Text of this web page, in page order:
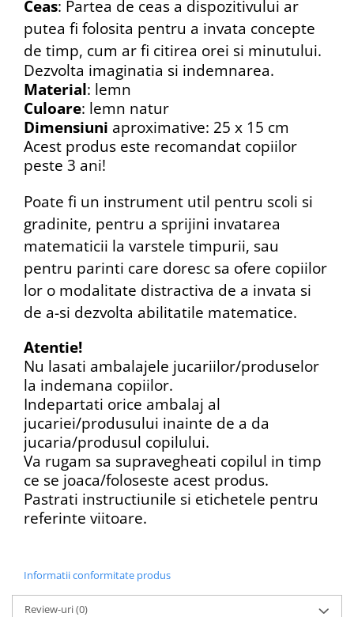
Ceas: Partea de ceas a dispozitivului ar
putea fi folosita pentru a invata concepte
de timp, cum ar fi citirea orei si minutului.
Dezvolta imaginatia si indemnarea.
Material: lemn
Culoare: lemn natur
Dimensiuni aproximative: 25 x 15 cm
Acest produs este recomandat copiilor
peste 3 ani!
Poate fi un instrument util pentru scoli si
gradinite, pentru a sprijini invatarea
matematicii la varstele timpurii, sau
pentru parinti care doresc sa ofere copiilor
lor o modalitate distractiva de a invata si
de a-si dezvolta abilitatile matematice.
Atentie!
Nu lasati ambalajele jucariilor/produselor
la indemana copiilor.
Indepartati orice ambalaj al
jucariei/produsului inainte de a da
jucaria/produsul copilului.
Va rugam sa supravegheati copilul in timp
ce se joaca/foloseste acest produs.
Pastrati instructiunile si etichetele pentru
referinte viitoare.
Informatii conformitate produs
Review-uri(0)